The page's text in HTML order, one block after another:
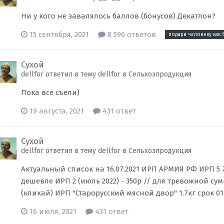
Ни у кого не завалялось баллов (бонусов) Декатлон?
15 сентября, 2021 8 596 ответов подари человеку как
Сухой
dellfor ответил в тему dellfor вСельхозпродукция
Пока все съели)
19 августа, 2021 431 ответ
Сухой
dellfor ответил в тему dellfor вСельхозпродукция
Актуальный список на 16.07.2021 ИРП АРМИЯ РФ ИРП 5
дешевле ИРП 2 (июль 2022) - 350р // для тревожной
(кликай) ИРП "Старорусский мясной двор" 1.7кг срок
16 июля, 2021 431 ответ